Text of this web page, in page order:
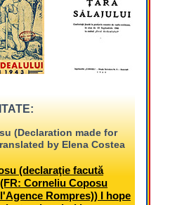
(Declaration made for
by Elena Costea
(declaraţie facută
Corneliu Coposu
Rompres)) I hope